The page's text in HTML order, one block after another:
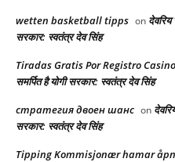
wetten basketball tipps on देवरिय
सरकार: स्वतंत्र देव सिंह
Tiradas Gratis Por Registro Casino
समर्पित है योगी सरकार: स्वतंत्र देव सिंह
стратегия двоен шанс on
सरकार: स्वतंत्र देव सिंह
Tipping Kommisjonær hamar